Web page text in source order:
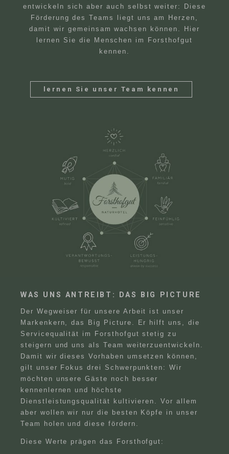
entwickeln sich aber auch selbst weiter: Diese
Förderung des Teams liegt uns am Herzen,
damit wir gemeinsam wachsen können. Hier
lernen Sie die Menschen im Forsthofgut
kennen.
lernen Sie unser Team kennen
WAS UNS ANTREIBT: DAS BIG PICTURE
Der Wegweiser für unsere Arbeit ist unser
Markenkern, das Big Picture. Er hilft uns, die
Servicequalität im Forsthofgut stetig zu
steigern und uns als Team weiterzuentwickeln.
Damit wir dieses Vorhaben umsetzen können,
gilt unser Fokus drei Schwerpunkten: Wir
möchten unsere Gäste noch besser
kennenlernen und höchste
Dienstleistungsqualität kultivieren. Vor allem
aber wollen wir nur die besten Köpfe in unser
Team holen und diese fördern.
Diese Werte prägen das Forsthofgut: